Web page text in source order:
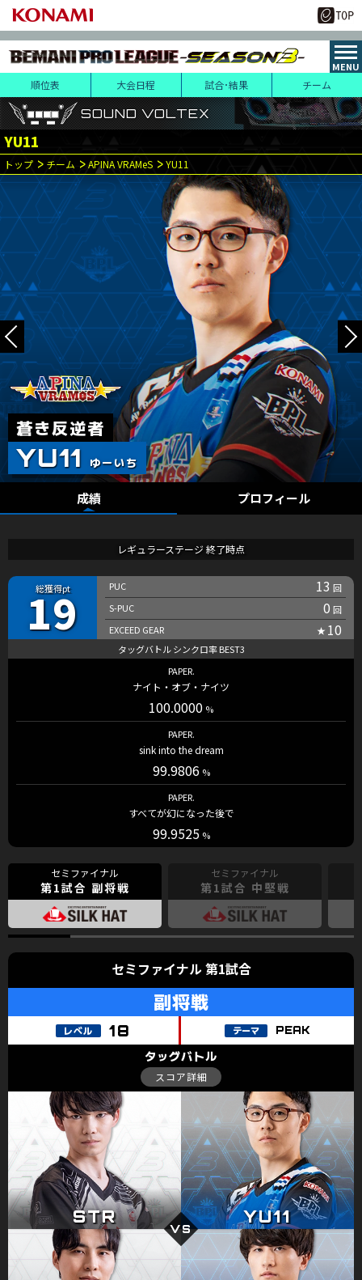
順位表 大会日程 試合･結果
SOUND VOLTEX
3月20日(水･祝)
第1試合
チーム
SOUND VOLTEX
SOUND VOLTEX
YU11
トップ チーム APINA VRAMeS YU11
成績 プロフィール
レギュラーステージ 終了時点
19
13
0
10
PAPER.
ナイト・オブ・ナイツ
100.0000
PAPER.
sink into the dream
99.9806
PAPER.
すべてが幻になった後で
99.9525
第1試合 副将戦 第1試合 中堅戦
第1試合
PEAK